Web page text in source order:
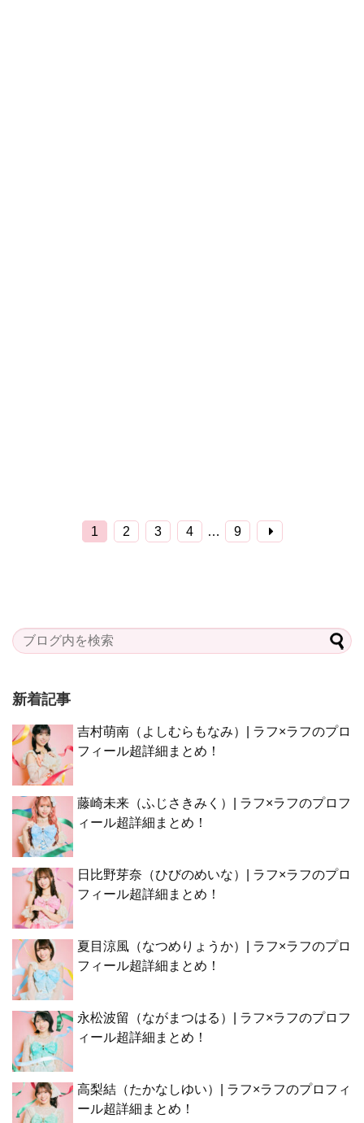
1 2 3 4 … 9
新着記事
吉村萌南（よしむらもなみ）| ラフ×ラフのプロ
フィール超詳細まとめ！
藤崎未来（ふじさきみく）| ラフ×ラフのプロフ
ィール超詳細まとめ！
日比野芽奈（ひびのめいな）| ラフ×ラフのプロ
フィール超詳細まとめ！
夏目涼風（なつめりょうか）| ラフ×ラフのプロ
フィール超詳細まとめ！
永松波留（ながまつはる）| ラフ×ラフのプロフ
ィール超詳細まとめ！
高梨結（たかなしゆい）| ラフ×ラフのプロフィ
ール超詳細まとめ！